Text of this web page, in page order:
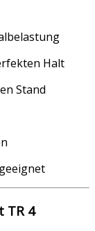
Halt
Stand
TR 4